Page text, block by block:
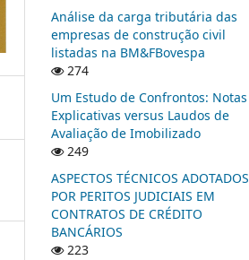
Análise da carga tributária das
empresas de construção civil
listadas na BM&FBovespa
274
Um Estudo de Confrontos: Notas
Explicativas versus Laudos de
Avaliação de Imobilizado
249
ASPECTOS TÉCNICOS ADOTADOS
POR PERITOS JUDICIAIS EM
CONTRATOS DE CRÉDITO
BANCÁRIOS
223